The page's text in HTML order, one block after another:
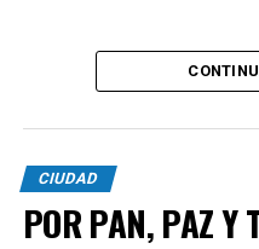
CIUDAD
POR PAN, PAZ Y